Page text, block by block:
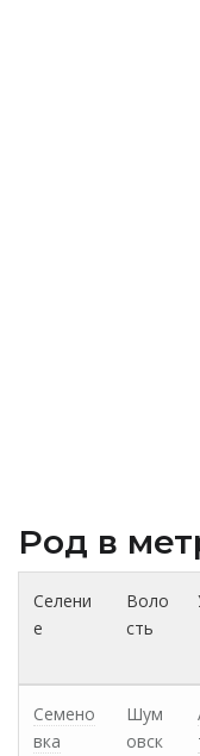
Род в
Селени
е
Воло
сть
Семено
вка
Шум
овск